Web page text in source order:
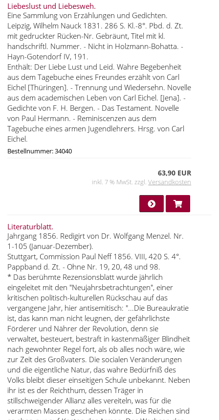
Liebeslust und Liebesweh.
Eine Sammlung von Erzählungen und Gedichten.
Leipzig, Wilhelm Nauck 1831. 286 S. Kl.-8°. Pbd. d. Zt.
mit gedruckter Rücken-Nr. Gebräunt, Titel mit kl.
handschriftl. Nummer. - Nicht in Holzmann-Bohatta. -
Hayn-Gotendorf IV, 191.
Enthält: Der Liebe Lust und Leid. Wahre Begebenheit
aus dem Tagebuche eines Freundes erzählt von Carl
Eichel [Thüringen]. - Trennung und Wiedersehn. Novelle
aus dem academischen Leben von Carl Eichel. [Jena]. -
Gedichte von F. H. Bergen. - Das Testament. Novelle
von Paul Hermann. - Reminiscenzen aus dem
Tagebuche eines armen Jugendlehrers. Hrsg. von Carl
Eichel.
Bestellnummer: 34040
63,90 EUR
inkl. 7 % MwSt. zzgl.Versandkosten
Literaturblatt.
Jahrgang 1856. Redigirt von Dr. Wolfgang Menzel. Nr.
1-105 (Januar-Dezember).
Stuttgart, Commission Paul Neff 1856. VIII, 420 S. 4°.
Pappband d. Zt. - Ohne Nr. 19, 20, 48 und 98.
* Das berühmte Rezensionsblatt wurde jährlich
eingeleitet mit den "Neujahrsbetrachtungen", einer
kritischen politisch-kulturellen Rückschau auf das
vergangene Jahr, hier antisemitisch: "...Die Bureaukratie
ist, das kann man nicht leugnen, der gefährlichste
Förderer und Nährer der Revolution, denn sie
verwaltet, besteuert, bestraft in kastenmäßiger Blindheit
nach gewohnter Regel fort, als ob alles noch wäre, wie
zur Zeit des Großvaters. Die socialen Veränderungen
und die eigentliche Natur, das wahre Bedürfniß des
Volks bleibt dieser einseitigen Schule unbekannt. Neben
ihr ist es der Reichthum, dessen Träger in
stillschweigender Allianz alles vereiteln, was für die
verarmten Massen geschehen könnte. Die Reichen sind